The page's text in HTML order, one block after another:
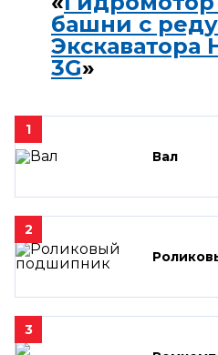
башни с
Экскаватора
3G»
1
Вал
2
3